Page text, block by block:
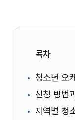
목차
청소년 오
신청 방법
지역별 청